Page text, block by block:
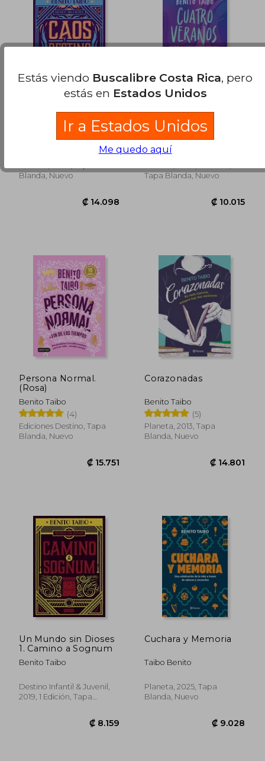
₡ 13.547
₡ 9.356
Caos y Destino
Benito Taibo
Blanda, Nuevo
₡ 14.098
Cuatro Veranos
Benito Taibo
Tapa Blanda, Nuevo
Persona Normal.
(Rosa)
Benito Taibo
(4)
Ediciones Destino, Tapa
Blanda, Nuevo
Corazonadas
Benito Taibo
(5)
Planeta, 2013, Tapa
Blanda, Nuevo
Un Mundo sin Dioses
1. Camino a Sognum
Benito Taibo
Destino Infantil & Juvenil,
2019, 1 Edición, Tapa
Cuchara y Memoria
Taibo Benito
Planeta, 2025, Tapa
Blanda, Nuevo
Estás viendo Buscalibre Costa Rica, pero
estás en Estados Unidos
Ir a Estados Unidos
Me quedo aquí